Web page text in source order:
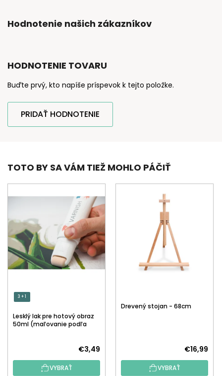
Hodnotenie našich zákazníkov
HODNOTENIE TOVARU
Buďte prvý, kto napíše príspevok k tejto položke.
PRIDAŤ HODNOTENIE
TOTO BY SA VÁM TIEŽ MOHLO PÁČIŤ
3 + 1
Lesklý lak pre hotový obraz
50ml (maľovanie podľa
€3,49
VYBRAŤ
Drevený stojan - 68cm
€16,99
VYBRAŤ